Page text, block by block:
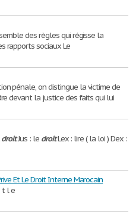
des règles qui régisse la
rapports sociaux Le
pénale, on distingue la victime de
devant la justice des faits qui lui
droitJus : le droitLex : lire ( la loi ) Dex :
Et Le Droit Interne Marocain
t l e